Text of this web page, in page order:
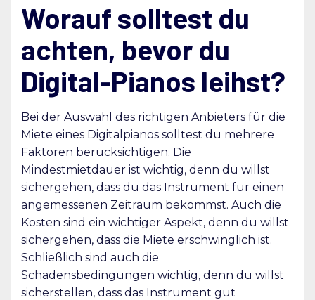
Worauf solltest du
achten, bevor du
Digital-Pianos leihst?
Bei der Auswahl des richtigen Anbieters für die
Miete eines Digitalpianos solltest du mehrere
Faktoren berücksichtigen. Die
Mindestmietdauer ist wichtig, denn du willst
sichergehen, dass du das Instrument für einen
angemessenen Zeitraum bekommst. Auch die
Kosten sind ein wichtiger Aspekt, denn du willst
sichergehen, dass die Miete erschwinglich ist.
Schließlich sind auch die
Schadensbedingungen wichtig, denn du willst
sicherstellen, dass das Instrument gut